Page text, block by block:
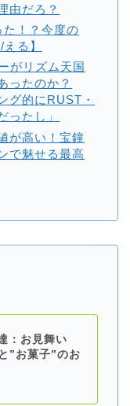
由だろ？
た！？今度の
る】
がリズム天国
ったのか？
グ的にRUST・
ったし」
が高い！宝鐘
で魅せる最高
：お見舞い
”お菓子”のお